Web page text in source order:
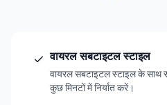
वायरल सबटाइटल स्टाइल
वायरल सबटाइटल स्टाइल के साथ
कुछ मिनटों में निर्यात करें।